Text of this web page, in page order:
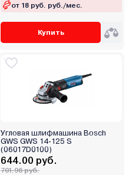
от 18 руб. руб./мес.
Купить
Угловая шлифмашина Bosch
GWS GWS 14-125 S
(06017D0100)
644.00 руб.
701.96 руб.